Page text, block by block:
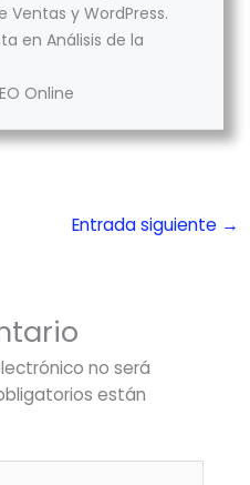
Ventas y WordPress.
en Análisis de la
Online
Entrada siguiente →
no será
están